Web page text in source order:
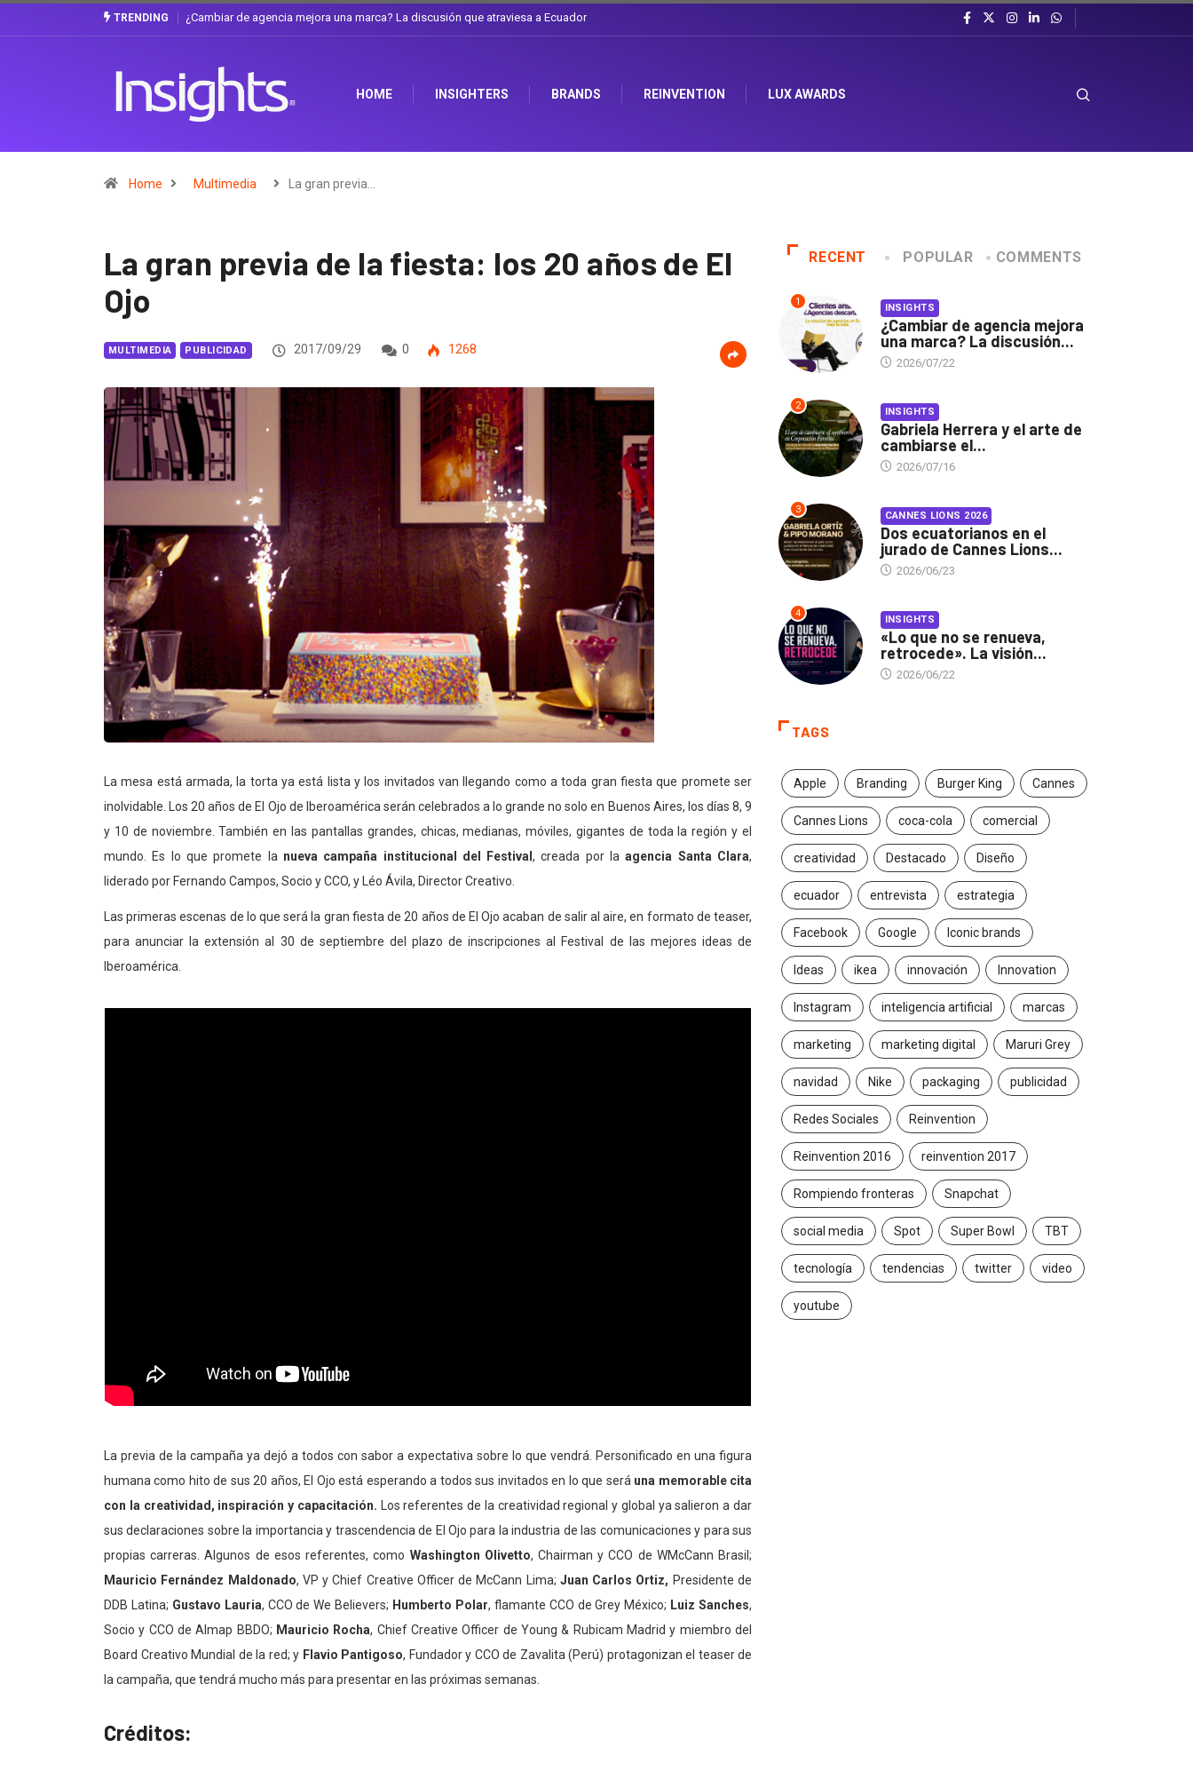
TRENDING Gabriela Herrera y el arte de cambiarse el sombrero en Corporación Favorita
HOME INSIGHTERS BRANDS REINVENTION LUX AWARDS
Home Multimedia La gran previa…
La gran previa de la fiesta: los 20 años de El
Ojo
MULTIMEDIA PUBLICIDAD 2017/09/29 0 1268
La mesa está armada, la torta ya está lista y los invitados van llegando como a toda gran fiesta que promete ser
inolvidable. Los 20 años de El Ojo de Iberoamérica serán celebrados a lo grande no solo en Buenos Aires, los días 8, 9
y 10 de noviembre. También en las pantallas grandes, chicas, medianas, móviles, gigantes de toda la región y el
mundo. Es lo que promete la nueva campaña institucional del Festival, creada por laagencia Santa Clara,
liderado por Fernando Campos, Socio y CCO, y Léo Ávila, Director Creativo.
Las primeras escenas de lo que será la gran fiesta de 20 años de El Ojo acaban de salir al aire, en formato de teaser,
para anunciar la extensión al 30 de septiembre del plazo de inscripciones al Festival de las mejores ideas de
Iberoamérica.
La previa de la campaña ya dejó a todos con sabor a expectativa sobre lo que vendrá. Personificado en una figura
humana como hito de sus 20 años, El Ojo está esperando a todos sus invitados en lo que será una memorable cita
con la creatividad, inspiración y capacitación. Los referentes de la creatividad regional y global ya salieron a dar
sus declaraciones sobre la importancia y trascendencia de El Ojo para la industria de las comunicaciones y para sus
propias carreras. Algunos de esos referentes, como Washington Olivetto, Chairman y CCO de WMcCann Brasil;
Mauricio Fernández Maldonado, VP y Chief Creative Officer de McCann Lima; Juan Carlos Ortiz, Presidente de
DDB Latina; Gustavo Lauria, CCO de We Believers; Humberto Polar, flamante CCO de Grey México; Luiz Sanches,
Socio y CCO de Almap BBDO; Mauricio Rocha, Chief Creative Officer de Young & Rubicam Madrid y miembro del
Board Creativo Mundial de la red; y Flavio Pantigoso, Fundador y CCO de Zavalita (Perú) protagonizan el teaser de
la campaña, que tendrá mucho más para presentar en las próximas semanas.
Créditos:
RECENT POPULAR COMMENTS
1 INSIGHTS
¿Cambiar de agencia mejora
una marca? La discusión...
2026/07/22
2 INSIGHTS
Gabriela Herrera y el arte de
cambiarse el...
2026/07/16
3 CANNES LIONS 2026
Dos ecuatorianos en el
jurado de Cannes Lions...
2026/06/23
4 INSIGHTS
«Lo que no se renueva,
retrocede». La visión...
2026/06/22
TAGS
Apple Branding Burger King Cannes
Cannes Lions coca-cola comercial
creatividad Destacado Diseño
ecuador entrevista estrategia
Facebook Google Iconic brands
Ideas ikea innovación Innovation
Instagram inteligencia artificial marcas
marketing marketing digital Maruri Grey
navidad Nike packaging publicidad
Redes Sociales Reinvention
Reinvention 2016 reinvention 2017
Rompiendo fronteras Snapchat
social media Spot Super Bowl TBT
tecnología tendencias twitter video
youtube